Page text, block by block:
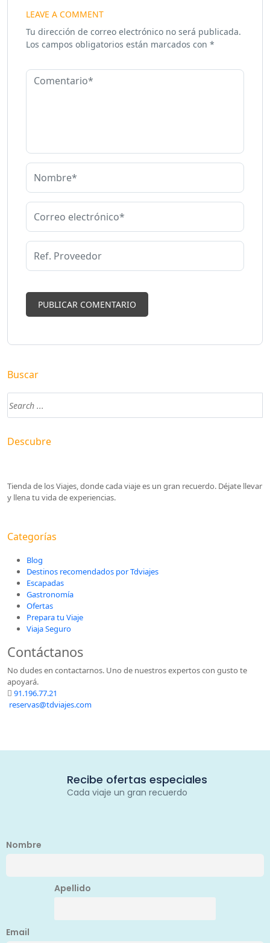
LEAVE A COMMENT
Tu dirección de correo electrónico no será publicada.
Los campos obligatorios están marcados con *
Buscar
Descubre
Tienda de los Viajes, donde cada viaje es un gran recuerdo. Déjate llevar
y llena tu vida de experiencias.
Categorías
Blog
Destinos recomendados por Tdviajes
Escapadas
Gastronomía
Ofertas
Prepara tu Viaje
Viaja Seguro
Contáctanos
No dudes en contactarnos. Uno de nuestros expertos con gusto te
apoyará.
91.196.77.21
reservas@tdviajes.com
Recibe ofertas especiales
Cada viaje un gran recuerdo
Nombre
Apellido
Email